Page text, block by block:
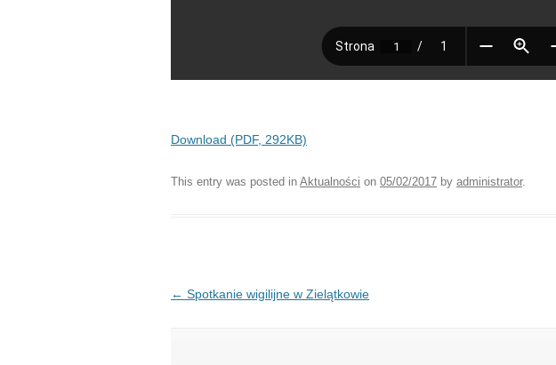
Download (PDF, 292KB)
This entry was posted in Aktualności on 05/02/2017 by administrator.
Post navigation
← Spotkanie wigilijne w Zielątkowie